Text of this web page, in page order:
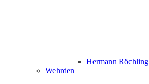
Hermann Röchling
Wehrden